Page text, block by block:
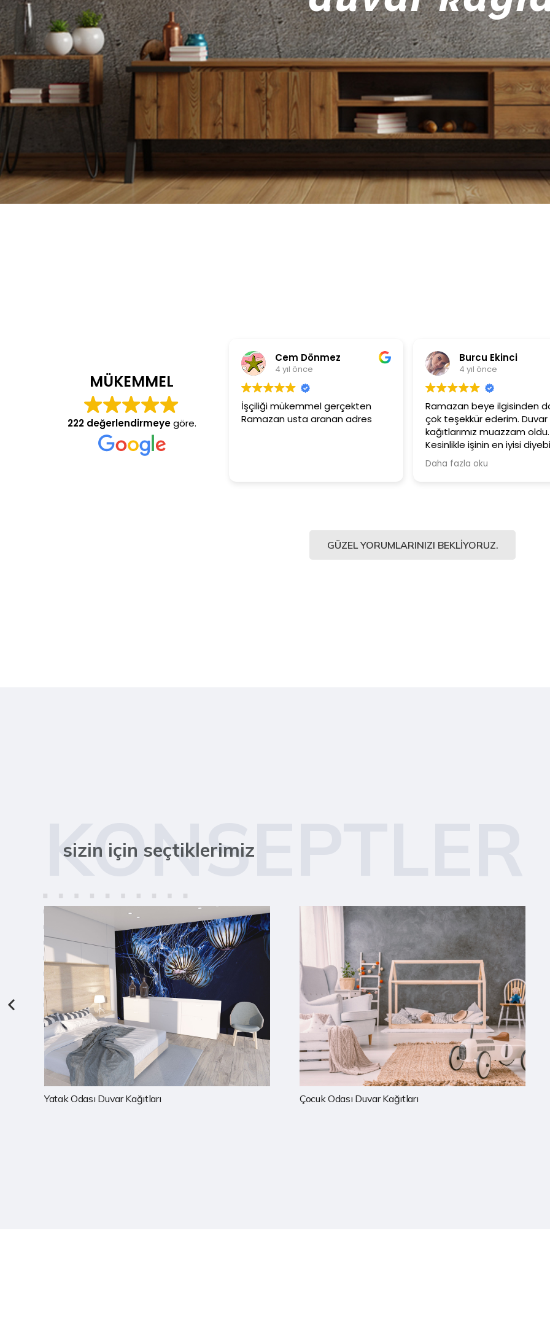
MÜKEMMEL
222 değerlendirmeyegöre.
Cem Dönmez
4 yıl önce
İşçiliği mükemmel gerçekten
Ramazan usta aranan adres
Burcu Ekinci
4 yıl önce
Ramazan beye ilgisinden dolayı
çok teşekkür ederim. Duvar
kağıtlarımız muazzam oldu.
Kesinlikle işinin en iyisi diyebilirim.
Şiddetle tavsiye ediyorum.
Daha fazla oku
GÜZEL YORUMLARINIZI BEKLIYORUZ.
KONSEPTLER
sizin için seçtiklerimiz
Çocuk Odası Duvar Kağıtları Mutfak Duvar Kağıtları